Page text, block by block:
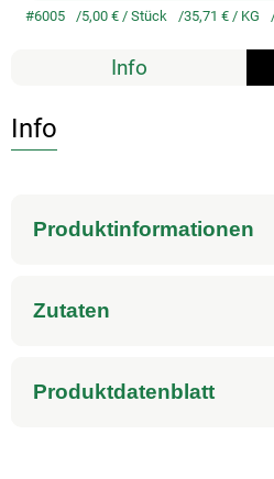
#6005 5,00 € / Stück 35,71 € / KG
Info
Info
Produktinformationen
Zutaten
Produktdatenblatt